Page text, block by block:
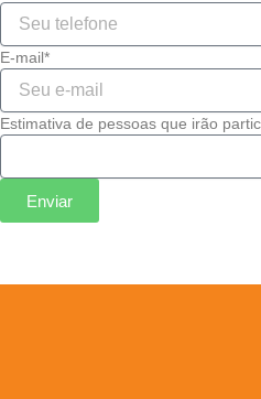
E-mail*
Estimativa de pessoas que irão
Enviar